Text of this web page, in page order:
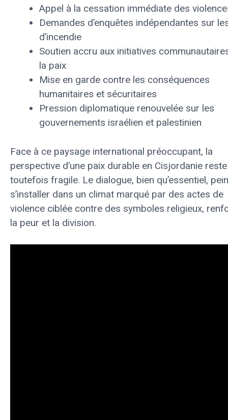
Appel à la cessation immédiate des
Demandes d’enquêtes indépendantes sur
d’incendie
Soutien accru aux initiatives
la paix
Mise en garde contre les conséquences
humanitaires et sécuritaires
Pression diplomatique renouvelée sur les
gouvernements israélien et palestinien
Face à ce paysage international préoccupant, la
perspective d’une paix durable en Cisjordanie reste
toutefois fragile. Le dialogue, bien qu’essentiel,
s’installer dans un climat marqué par des actes de
violence ciblée contre des symboles religieux,
la peur et la division.